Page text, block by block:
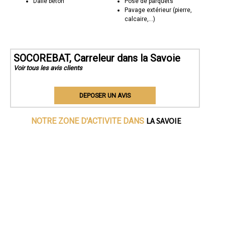
Pavage extérieur (pierre,
calcaire,...)
SOCOREBAT, Carreleur dans la Savoie
Voir tous les avis clients
DEPOSER UN AVIS
NOTRE ZONE D'ACTIVITE DANS LA SAVOIE